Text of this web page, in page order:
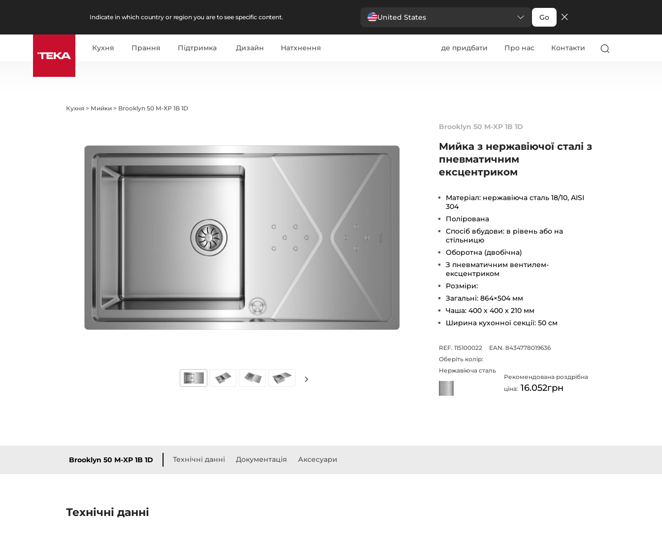
Indicate in which country or region you are to see specific content. United States Go
Кухня Прання Підтримка Дизайн Натхнення де придбати Про нас Контакти
Кухня > Мийки > Brooklyn 50 M-XP 1B 1D
Brooklyn 50 M-XP 1B 1D
Мийка з нержавіючої сталі з
пневматичним
ексцентриком
Матеріал: нержавіюча сталь 18/10, AISI
304
Полірована
Спосіб вбудови: в рівень або на
стільницю
Оборотна (двобічна)
З пневматичним вентилем-
ексцентриком
Розміри:
Загальні: 864×504 мм
Чаша: 400 x 400 x 210 мм
Ширина кухонної секції: 50 см
REF. 115100022
EAN. 8434778019636
Оберіть колір:
Нержавіюча сталь
Рекомендована роздрібна
ціна: 16.052грн
Brooklyn 50 M-XP 1B 1D Технічні данні Документація Аксесуари
Технічні данні